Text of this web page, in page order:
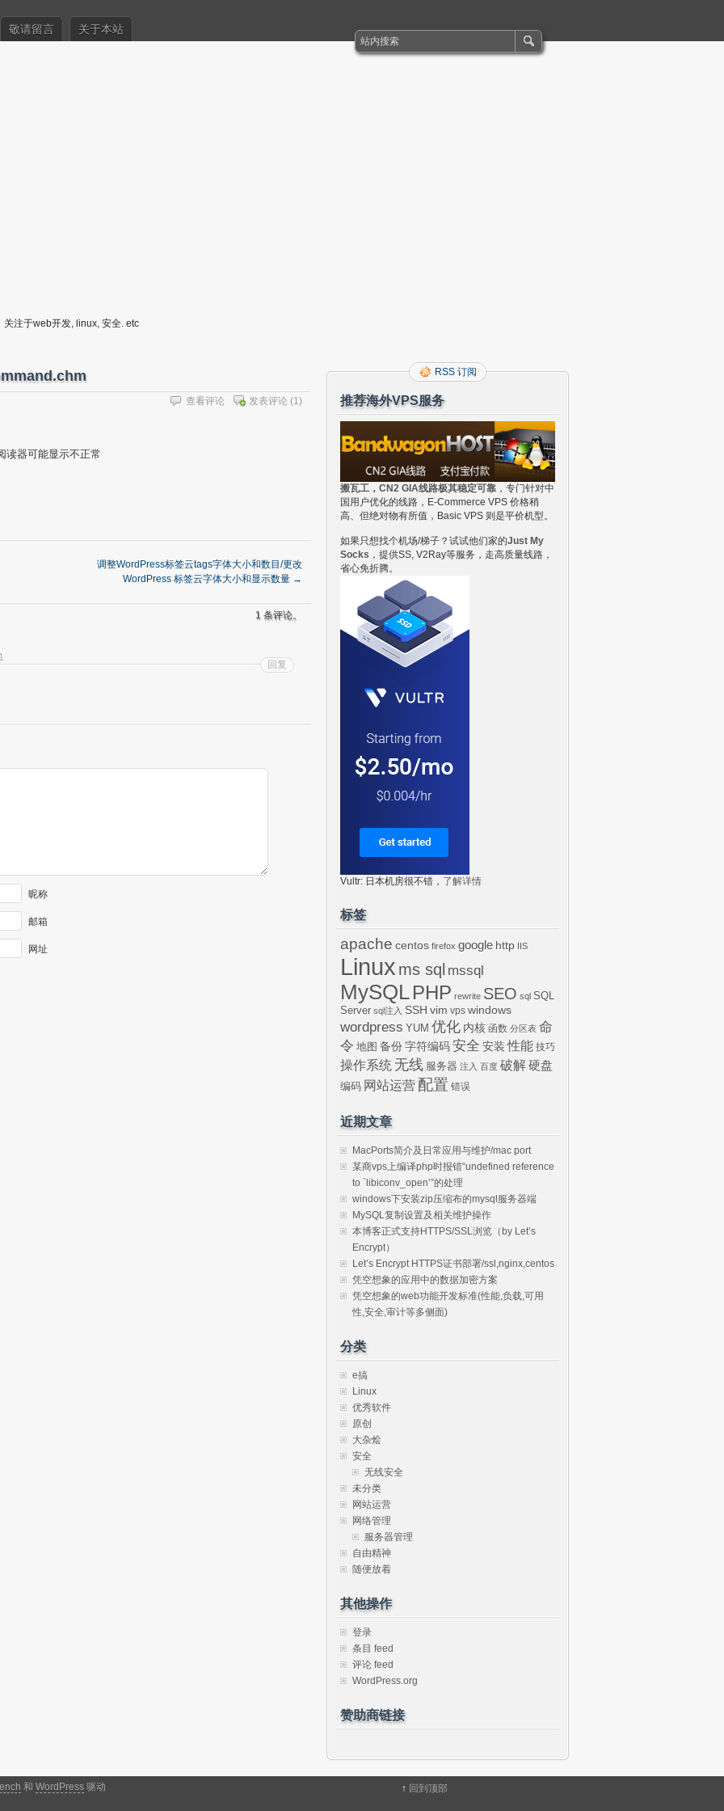
敬请留言 关于本站
关注于web开发, linux, 安全. etc
发表评论 (1)
查看评论
读器可能显示不正常
调整WordPress标签云tags字体大小和数目/更改
WordPress 标签云字体大小和显示数量 →
1 条评论。
回复
昵称
邮箱
网址
RSS 订阅
推荐海外VPS服务
搬瓦工，CN2 GIA线路极其稳定可靠 ，专门针对中
国用户优化的线路，E-Commerce VPS 价格稍
高、但绝对物有所值，Basic VPS 则是平价机型。
如果只想找个机场/梯子？试试他们家的Just My
Socks ，提供SS, V2Ray等服务，走高质量线路，
省心免折腾。
Vultr: 日本机房很不错， 了解详情
标签
apache centos firefox google http IIS
Linux ms sql mssql
MySQLPHP rewrite SEO sql SQL
Server sql注入 SSH vim vps windows
wordpress YUM 优化 内核 函数 分区表 命
令 地图 备份 字符编码 安全 安装 性能 技巧
操作系统 无线 服务器 注入 百度 破解硬盘
编码 网站运营 配置 错误
近期文章
MacPorts简介及日常应用与维护/mac port
某商vps上编译php时报错“undefined reference
to `libiconv_open’”的处理
windows下安装zip压缩布的mysql服务器端
MySQL复制设置及相关维护操作
本博客正式支持HTTPS/SSL浏览（by Let’s
Encrypt）
Let’s Encrypt HTTPS证书部署/ssl,nginx,centos
凭空想象的应用中的数据加密方案
凭空想象的web功能开发标准(性能,负载,可用
性,安全,审计等多侧面)
分类
e搞
Linux
优秀软件
原创
大杂烩
安全
无线安全
未分类
网站运营
网络管理
服务器管理
自由精神
随便放着
其他操作
登录
条目 feed
评论 feed
WordPress.org
赞助商链接
和 WordPress 驱动 ↑ 回到顶部